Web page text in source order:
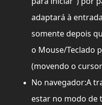
adaptará à
somente depois
o Mouse/Teclado
(movendo o
No navegador:A
estar no modo de